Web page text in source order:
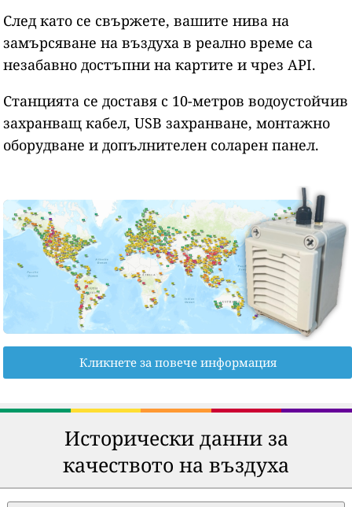
След като се свържете, вашите нива на
замърсяване на въздуха в реално време са
незабавно достъпни на картите и чрез API.
Станцията се доставя с 10-метров водоустойчив
захранващ кабел, USB захранване, монтажно
оборудване и допълнителен соларен панел.
Кликнете за повече информация
Исторически данни за
качеството на въздуха